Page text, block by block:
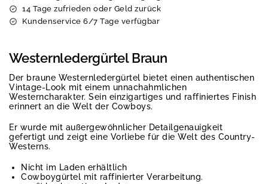
14 Tage zufrieden oder Geld zurück
Kundenservice 6/7 Tage verfügbar
Westernledergürtel Braun
Der braune Westernledergürtel bietet einen authentischen
Vintage-Look mit einem unnachahmlichen
Westerncharakter. Sein einzigartiges und raffiniertes Finish
erinnert an die Welt der Cowboys.
Er wurde mit außergewöhnlicher Detailgenauigkeit
gefertigt und zeigt eine Vorliebe für die Welt des Country-
Westerns.
Nicht im Laden erhältlich
Cowboygürtel mit raffinierter Verarbeitung.